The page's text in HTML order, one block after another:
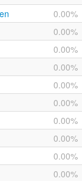
0.00%
0.00%
0.00%
0.00%
0.00%
0.00%
0.00%
0.00%
0.00%
0.00%